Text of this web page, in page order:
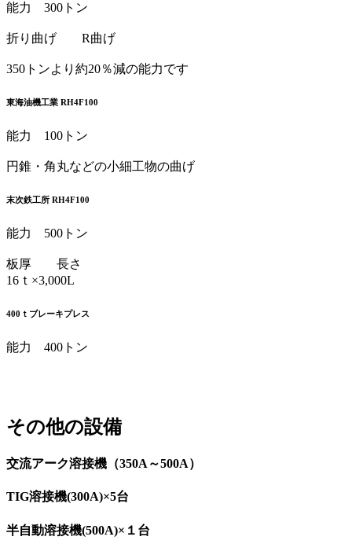
能力 300トン
折り曲げ R曲げ
350トンより約20％減の能力です
東海油機工業 RH4F100
能力 100トン
円錐・角丸などの小細工物の曲げ
末次鉄工所 RH4F100
能力 500トン
板厚 長さ
16ｔ×3,000L
400ｔブレーキプレス
能力 400トン
その他の設備
交流アーク溶接機（350A～500A）
TIG溶接機(300A)×5台
半自動溶接機(500A)×１台